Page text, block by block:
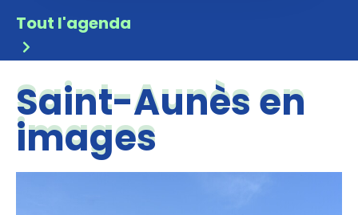
Tout l'agenda
Saint-Aunès en
images